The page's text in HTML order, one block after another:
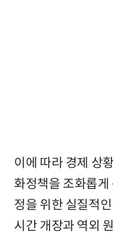
이에 따라 경제 상
화정책을 조화롭
정을 위한 실질적
시간 개장과 역외